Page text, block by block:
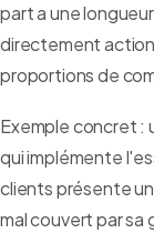
part a une
directement
proportions de
Exemple concret :
qui implémente
clients présente
mal couvert par sa